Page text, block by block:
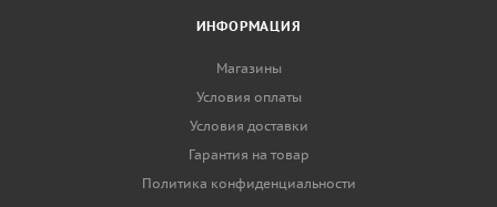
ИНФОРМАЦИЯ
Магазины
Условия оплаты
Условия доставки
Гарантия на товар
Политика конфиденциальности